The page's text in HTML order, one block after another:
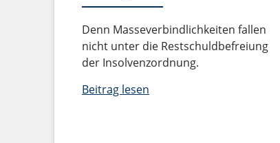
Denn Masseverbindlichkeiten fallen
nicht unter die Restschuldbefreiung
der Insolvenzordnung.
Beitrag lesen